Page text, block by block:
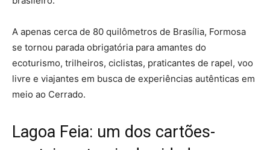
A apenas cerca de 80 quilômetros de Brasília, Formosa
se tornou parada obrigatória para amantes do
ecoturismo, trilheiros, ciclistas, praticantes de rapel, voo
livre e viajantes em busca de experiências autênticas em
meio ao Cerrado.
Lagoa Feia: um dos cartões-